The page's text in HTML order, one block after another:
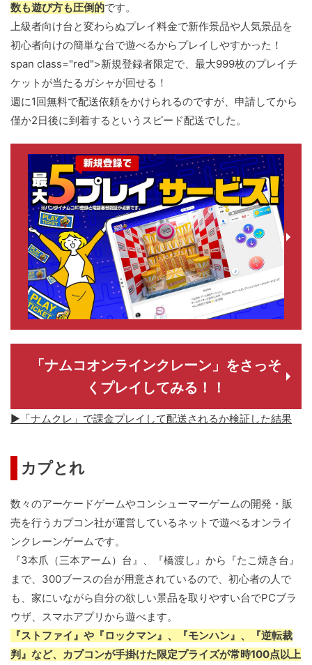
数も遊び方も圧倒的です。
上級者向け台と変わらぬプレイ料金で新作景品や人気景品を
初心者向けの簡単な台で遊べるからプレイしやすかった！
span class="red">新規登録者限定で、最大999枚のプレイチ
ケットが当たるガシャが回せる！
週に1回無料で配送依頼をかけられるのですが、申請してから
僅か2日後に到着するというスピード配送でした。
「ナムコオンラインクレーン」をさっそ
くプレイしてみる！！
▶「ナムクレ」で課金プレイして配送されるか検証した結果
カプとれ
数々のアーケードゲームやコンシューマーゲームの開発・販
売を行うカプコン社が運営しているネットで遊べるオンライ
ンクレーンゲームです。
『3本爪（三本アーム）台』、『橋渡し』から『たこ焼き台』
まで、300ブースの台が用意されているので、初心者の人で
も、家にいながら自分の欲しい景品を取りやすい台でPCブラ
ウザ、スマホアプリから遊べます。
『ストファイ』や『ロックマン』、『モンハン』、『逆転裁
判』など、カプコンが手掛けた限定プライズが常時100点以上